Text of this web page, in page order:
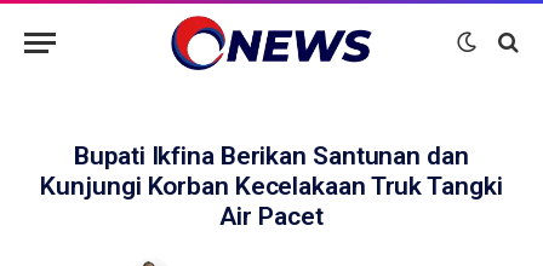
Bupati Ikfina Berikan Santunan dan
Kunjungi Korban Kecelakaan Truk Tangki
Air Pacet